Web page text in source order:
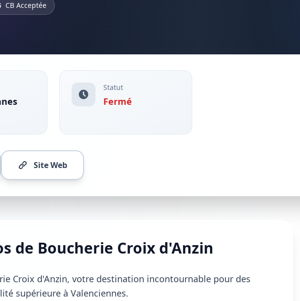
CB Acceptée
Statut
Fermé
Site Web
de Boucherie Croix d'Anzin
Croix d'Anzin, votre destination incontournable pour des
supérieure à Valenciennes.